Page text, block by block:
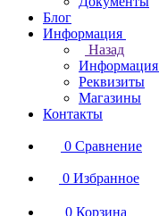
Блог
Информация
Назад
Информация
Реквизиты
Магазины
Контакты
0 Сравнение
0 Избранное
0 Корзина